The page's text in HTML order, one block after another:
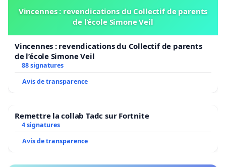
Vincennes : revendications du Collectif de parents
de l’école Simone Veil
Vincennes : revendications du Collectif de parents
de l’école Simone Veil
88 signatures
Avis de transparence
Remettre la collab Tadc sur Fortnite
4 signatures
Avis de transparence